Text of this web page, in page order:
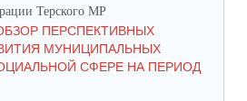
Терского МР
ПЕРСПЕКТИВНЫХ
МУНИЦИПАЛЬНЫХ